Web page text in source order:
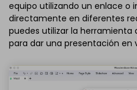
equipo utilizando un enlace o
directamente en diferentes
puedes utilizar la
para dar una presentación en